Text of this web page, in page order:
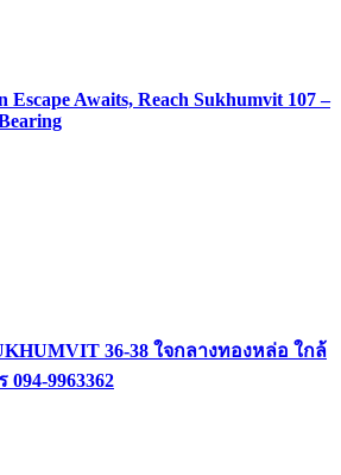
Awaits, Reach Sukhumvit 107 –
36-38 ใจกลางทองหล่อ ใกล้
9963362